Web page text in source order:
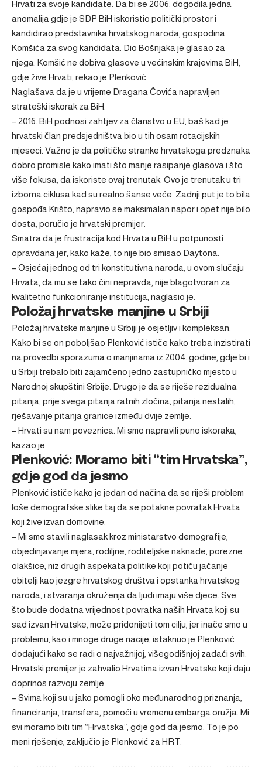
Hrvati za svoje kandidate. Da bi se 2006. dogodila jedna
anomalija gdje je SDP BiH iskoristio politički prostor i
kandidirao predstavnika hrvatskog naroda, gospodina
Komšića za svog kandidata. Dio Bošnjaka je glasao za
njega. Komšić ne dobiva glasove u većinskim krajevima BiH,
gdje žive Hrvati, rekao je Plenković.
Naglašava da je u vrijeme Dragana Čovića napravljen
strateški iskorak za BiH.
– 2016. BiH podnosi zahtjev za članstvo u EU, baš kad je
hrvatski član predsjedništva bio u tih osam rotacijskih
mjeseci. Važno je da političke stranke hrvatskoga predznaka
dobro promisle kako imati što manje rasipanje glasova i što
više fokusa, da iskoriste ovaj trenutak. Ovo je trenutak u tri
izborna ciklusa kad su realno šanse veće. Zadnji put je to bila
gospođa Krišto, napravio se maksimalan napor i opet nije bilo
dosta, poručio je hrvatski premijer.
Smatra da je frustracija kod Hrvata u BiH u potpunosti
opravdana jer, kako kaže, to nije bio smisao Daytona.
– Osjećaj jednog od tri konstitutivna naroda, u ovom slučaju
Hrvata, da mu se tako čini nepravda, nije blagotvoran za
kvalitetno funkcioniranje institucija, naglasio je.
Položaj hrvatske manjine u Srbiji
Položaj hrvatske manjine u Srbiji je osjetljiv i kompleksan.
Kako bi se on poboljšao Plenković ističe kako treba inzistirati
na provedbi sporazuma o manjinama iz 2004. godine, gdje bi i
u Srbiji trebalo biti zajamčeno jedno zastupničko mjesto u
Narodnoj skupštini Srbije. Drugo je da se riješe rezidualna
pitanja, prije svega pitanja ratnih zločina, pitanja nestalih,
rješavanje pitanja granice između dvije zemlje.
– Hrvati su nam poveznica. Mi smo napravili puno iskoraka,
kazao je.
Plenković: Moramo biti “tim Hrvatska”,
gdje god da jesmo
Plenković ističe kako je jedan od načina da se riješi problem
loše demografske slike taj da se potakne povratak Hrvata
koji žive izvan domovine.
– Mi smo stavili naglasak kroz ministarstvo demografije,
objedinjavanje mjera, rodiljne, roditeljske naknade, porezne
olakšice, niz drugih aspekata politike koji potiču jačanje
obitelji kao jezgre hrvatskog društva i opstanka hrvatskog
naroda, i stvaranja okruženja da ljudi imaju više djece. Sve
što bude dodatna vrijednost povratka naših Hrvata koji su
sad izvan Hrvatske, može pridonijeti tom cilju, jer inače smo u
problemu, kao i mnoge druge nacije, istaknuo je Plenković
dodajući kako se radi o najvažnijoj, višegodišnjoj zadaći svih.
Hrvatski premijer je zahvalio Hrvatima izvan Hrvatske koji daju
doprinos razvoju zemlje.
– Svima koji su u jako pomogli oko međunarodnog priznanja,
financiranja, transfera, pomoći u vremenu embarga oružja. Mi
svi moramo biti tim “Hrvatska”, gdje god da jesmo. To je po
meni rješenje, zaključio je Plenković za HRT.